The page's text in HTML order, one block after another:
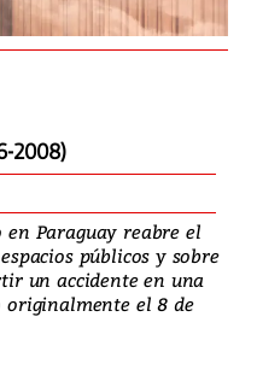
2008)
en Paraguay reabre el
públicos y sobre
un accidente en una
originalmente el 8 de